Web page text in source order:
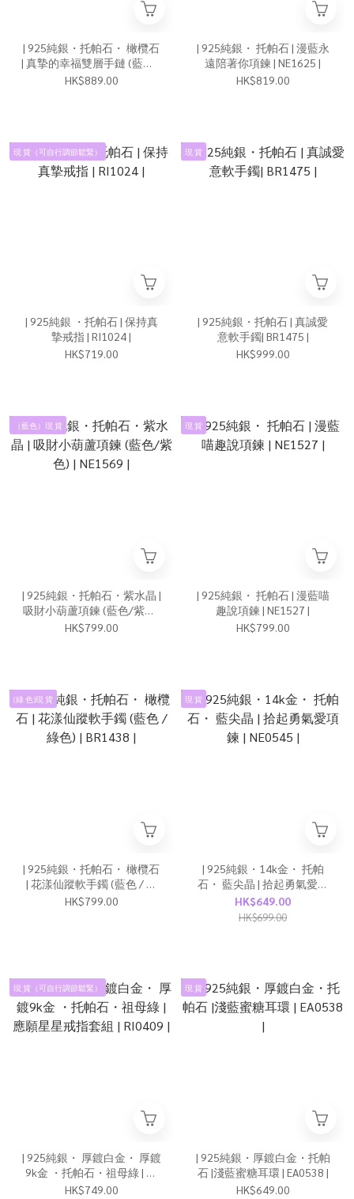
| 925純銀・托帕石・ 橄欖石
| 真摯的幸福雙層手鏈 (藍色 /
綠色) | BR1535 |
HK$889.00
| 925純銀・ 托帕石 | 漫藍永
遠陪著你項鍊 | NE1625 |
HK$819.00
現 貨（可自行調節鬆緊）
| 925純銀 ・托帕石 | 保持真
摯戒指 | RI1024 |
HK$719.00
現 貨
| 925純銀・托帕石 | 真誠愛
意軟手鐲| BR1475 |
HK$999.00
（藍色）現 貨
| 925純銀・托帕石・紫水晶 |
吸財小葫蘆項鍊 (藍色/紫色)
| NE1569 |
HK$799.00
現 貨
| 925純銀・ 托帕石 | 漫藍喵
趣說項鍊 | NE1527 |
HK$799.00
(綠 色)現 貨
| 925純銀・托帕石・ 橄欖石
| 花漾仙蹤軟手鐲 (藍色 / 綠
色) | BR1438 |
HK$799.00
現 貨
| 925純銀・14k金・ 托帕
石・ 藍尖晶 | 拾起勇氣愛項
鍊 | NE0545 |
HK$649.00
HK$699.00
現 貨（可自行調節鬆緊）
| 925純銀・ 厚鍍白金・ 厚鍍
9k金 ・托帕石・祖母綠 | 應
願星星戒指套組 | RI0409 |
HK$749.00
現 貨
| 925純銀・厚鍍白金・托帕
石 |淺藍蜜糖耳環 | EA0538 |
HK$649.00